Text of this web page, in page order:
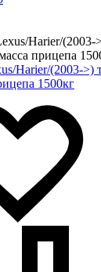
Harier/(2003->)
1500кг